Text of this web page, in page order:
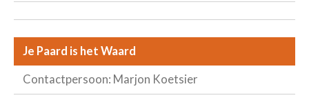
Je Paard is het Waard
Contactpersoon: Marjon Koetsier